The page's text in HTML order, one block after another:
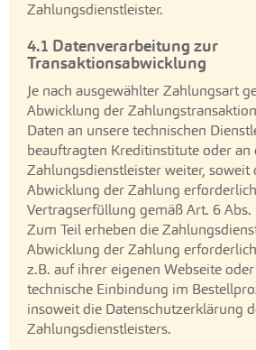
Zahlungsdienstleister.
4.1 Datenverarbeitung zur
Transaktionsabwicklung
Je nach ausgewählter Zahlungsart
Abwicklung der
Daten an unsere technischen
beauftragten Kreditinstitute oder an
Zahlungsdienstleister weiter, soweit
Abwicklung der Zahlung
Vertragserfüllung gemäß Art. 6 Abs.
Zum Teil erheben die
Abwicklung der Zahlung
z.B. auf ihrer eigenen Webseite
technische Einbindung im
insoweit die Datenschutzerklärung
Zahlungsdienstleisters.